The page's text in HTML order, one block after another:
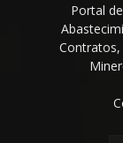
Portal
Contratos,